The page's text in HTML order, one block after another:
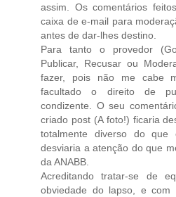
assim. Os comentários
caixa de e-mail para
antes de dar-lhes destino.
Para tanto o provedor
Publicar, Recusar ou
fazer, pois não me cabe
facultado o direito de
condizente. O seu
criado post (A foto!) ficaria
totalmente diverso do
desviaria a atenção do que
da ANABB.
Acreditando tratar-se de
obviedade do lapso, e